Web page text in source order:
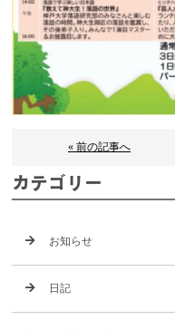
« 前の記事へ
カテゴリー
お知らせ
日記